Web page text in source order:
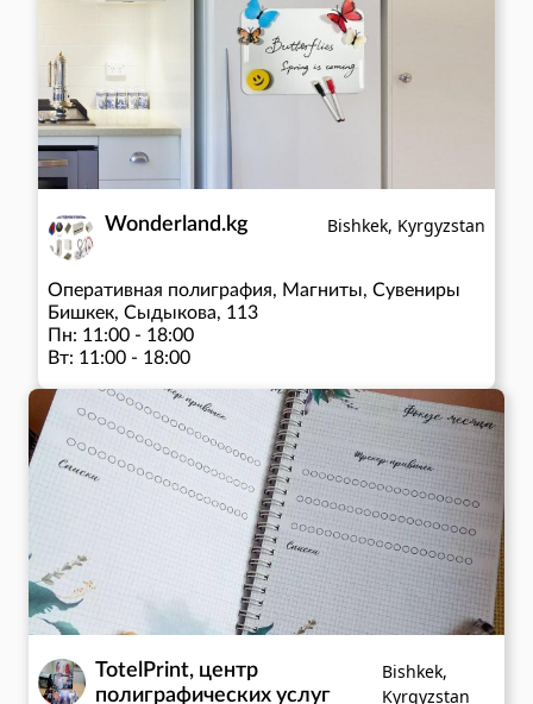
Wonderland.kg Bishkek, Kyrgyzstan
Оперативная полиграфия, Магниты, Сувениры
Бишкек, Сыдыкова, 113
Пн: 11:00 - 18:00
Вт: 11:00 - 18:00
Чт: 11:00 - 18:00
Пт: 11:00 - 18:00
Сб: 11:00 - 18:00
TotelPrint, центр
полиграфических услуг
Bishkek,
Kyrgyzstan